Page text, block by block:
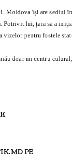
Moldova își are sediul
Potrivit lui, țara sa a
vizelor pentru fostele
doar un centru
PE